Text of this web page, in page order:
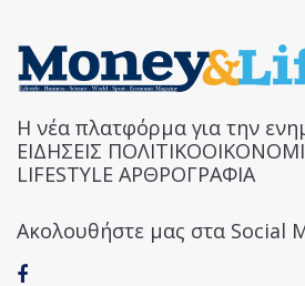
Η νέα πλατφόρμα για την
ΕΙΔΗΣΕΙΣ
LIFESTYLE ΑΡΘΡΟΓΡΑΦΙΑ
Ακολουθήστε μας στα Social